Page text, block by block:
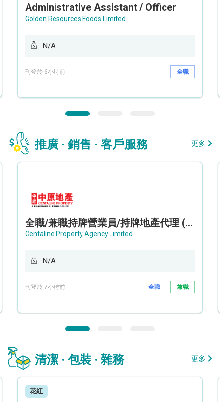
Administrative Assistant / Officer
Golden Resources Foods Limited
N/A
刊登於 6小時前 全職
推廣 · 銷售 · 客戶服務 更多
全職/兼職持牌營業員/持牌地產代理 (長沙灣/將軍澳/油塘)
Centaline Property Agency Limited
N/A
刊登於 7小時前 全職 兼職
清潔 · 包裝 · 雜務 更多
花紅